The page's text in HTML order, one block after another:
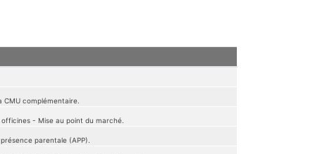
complémentaire.
- Mise au point du marché.
parentale (APP).